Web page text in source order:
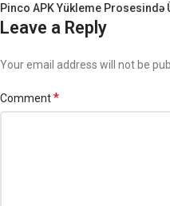
Pinco APK Yükleme
Leave a Reply
Your email address will not be
Comment*